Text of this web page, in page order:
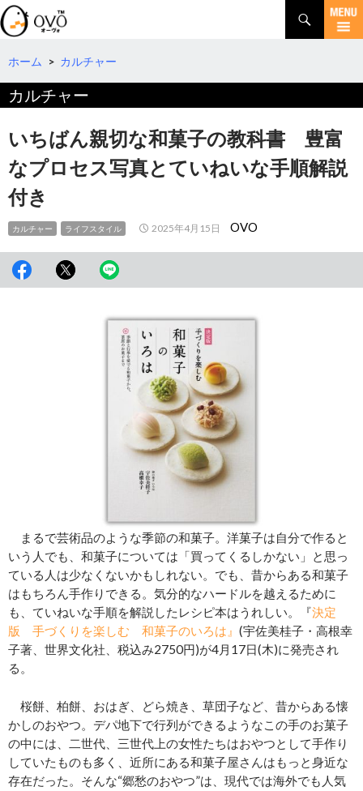
検
索
コ
テ
ツ
へ
移
ホーム > カルチャー
カルチャー
いちばん親切な和菓子の教科書 豊富
なプロセス写真とていねいな手順解説
付き
カルチャー ライフスタイル 2025年4月15日 OVO
まるで芸術品のような季節の和菓子。洋菓子は自分で作ると
いう人でも、和菓子については「買ってくるしかない」と思っ
ている人は少なくないかもしれない。でも、昔からある和菓子
はもちろん手作りできる。気分的なハードルを越えるために
も、ていねいな手順を解説したレシピ本はうれしい。『決定
版 手づくりを楽しむ 和菓子のいろは』 (宇佐美桂子・高根幸
子著、世界文化社、税込み2750円)が4月17日(木)に発売され
る。
桜餅、柏餅、おはぎ、どら焼き、草団子など、昔からある懐
かしのおやつ。デパ地下で行列ができるようなこの手のお菓子
の中には、二世代、三世代上の女性たちはおやつとして手作り
していたものも多く、近所にある和菓子屋さんはもっと身近な
存在だった。そんな“郷愁のおやつ”は、現代では海外でも人気